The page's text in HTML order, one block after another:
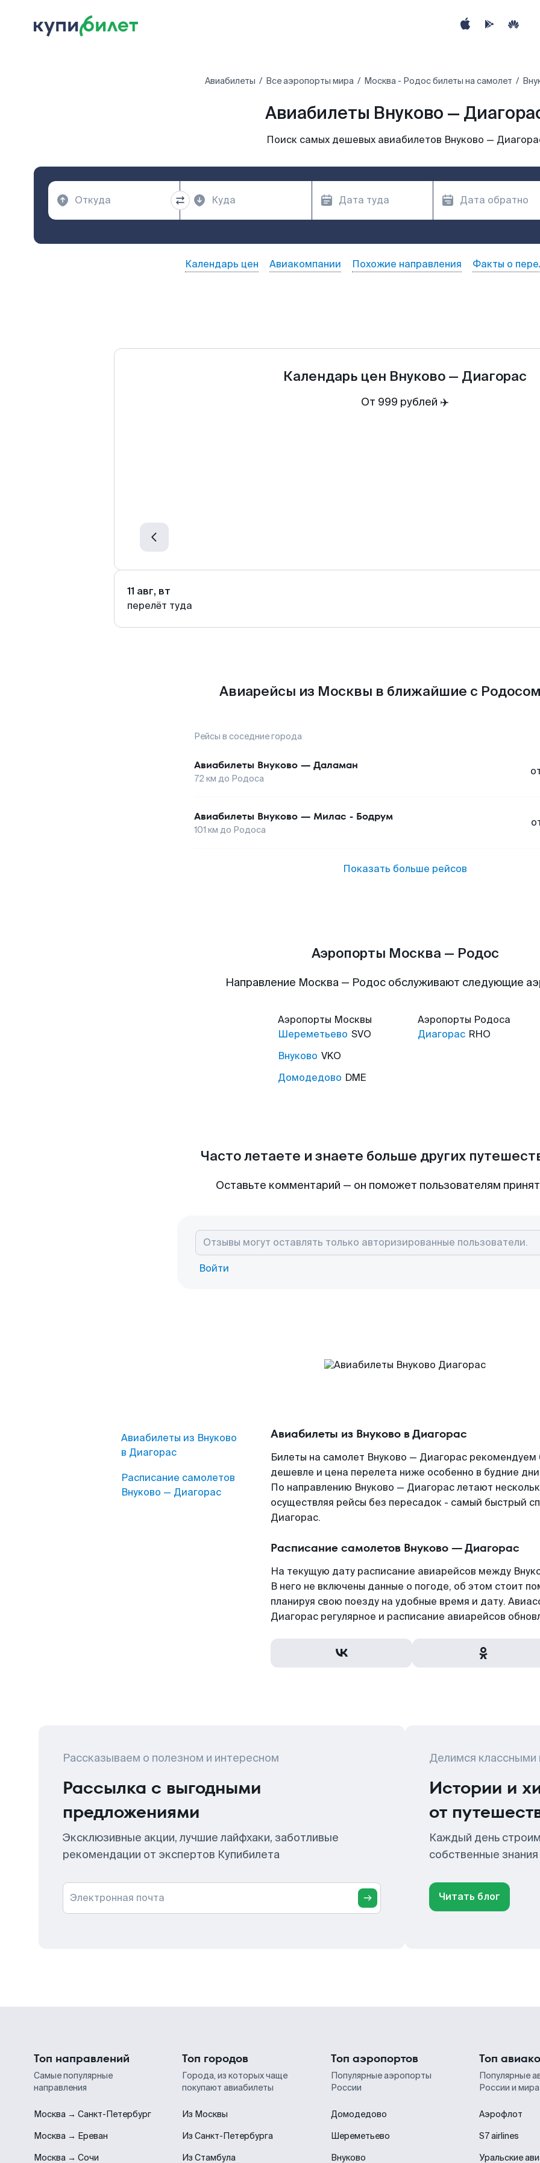
Авиабилеты Все аэропорты мира Москва - Родос билеты на самолет
Авиабилеты Внуково —
Поиск самых дешевых авиабилетов Внуково —
Календарь цен Авиакомпании Похожие направления Факты о
Календарь цен Внуково — Диагорас
От 999 рублей ✈️
11 авг, вт
перелёт туда
Авиарейсы из Москвы в ближайшие с
Рейсы в соседние города
Авиабилеты Внуково — Даламан
72 км до Родоса
Авиабилеты Внуково — Милас - Бодрум
101 км до Родоса
Показать больше рейсов
Аэропорты Москва — Родос
Направление Москва — Родос обслуживают следующие
Аэропорты Москвы
Шереметьево SVO
Внуково VKO
Домодедово DME
Аэропорты Родоса
Диагорас RHO
Часто летаете и знаете больше других
Оставьте комментарий — он поможет пользователям
Войти
Авиабилеты из Внуково
в Диагорас
Расписание самолетов
Внуково — Диагорас
Авиабилеты из Внуково в Диагорас
Билеты на самолет Внуково — Диагорас рекомендуем
дешевле и цена перелета ниже особенно в будние
По направлению Внуково — Диагорас летают
осуществляя рейсы без пересадок - самый быстрый
Диагорас.
Расписание самолетов Внуково — Диагорас
На текущую дату расписание авиарейсов между
В него не включены данные о погоде, об этом стоит
планируя свою поезду на удобные время и дату.
Диагорас регулярное и расписание авиарейсов
Рассказываем о полезном и интересном
Рассылка с выгодными
предложениями
Эксклюзивные акции, лучшие лайфхаки, заботливые
рекомендации от экспертов Купибилета
Электронная почта
Делимся классными
Истории и
от
Каждый день
собственные
Читать блог
Топ направлений
Самые популярные
направления
Москва → Санкт-Петербург
Москва → Ереван
Москва → Сочи
Топ городов
Города, из которых чаще
покупают авиабилеты
Из Москвы
Из Санкт-Петербурга
Из Стамбула
Топ аэропортов
Популярные аэропорты
России
Домодедово
Шереметьево
Внуково
Топ
Популярные
России и мира
Аэрофлот
S7 airlines
Уральские